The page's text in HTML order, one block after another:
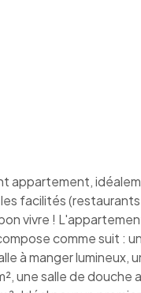
appartement,
facilités
vivre !
comme suit :
à manger lumineux,
une salle de douche